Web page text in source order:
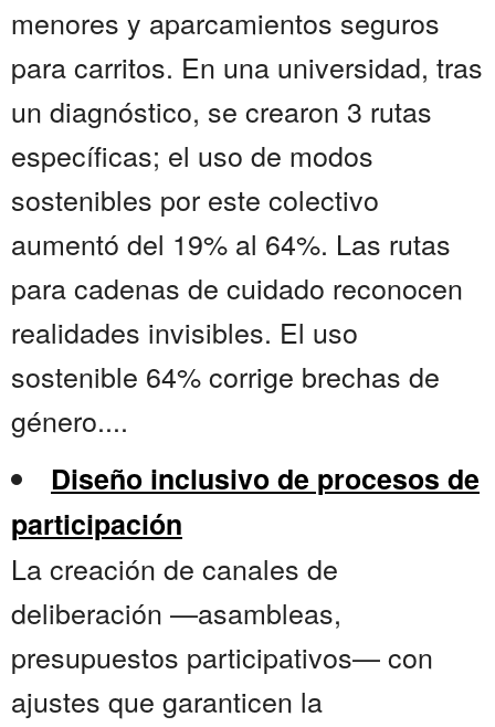
menores y aparcamientos seguros
para carritos. En una universidad, tras
un diagnóstico, se crearon 3 rutas
específicas; el uso de modos
sostenibles por este colectivo
aumentó del 19% al 64%. Las rutas
para cadenas de cuidado reconocen
realidades invisibles. El uso
sostenible 64% corrige brechas de
género....
Diseño inclusivo de procesos de
participación
La creación de canales de
deliberación —asambleas,
presupuestos participativos— con
ajustes que garanticen la